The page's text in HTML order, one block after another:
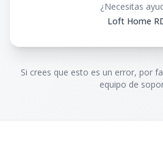
¿Necesitas
Loft Home
Si crees que esto es un error, por
equipo de